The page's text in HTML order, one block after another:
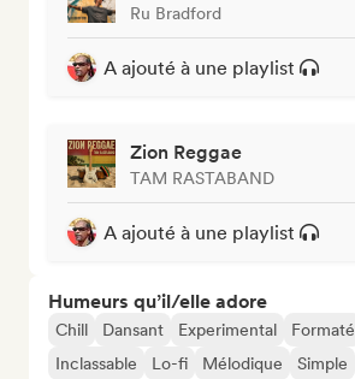
Ru Bradford
A ajouté à une playlist
Zion Reggae
TAM RASTABAND
A ajouté à une playlist
Humeurs qu’il/elle adore
Chill Dansant Experimental Formaté
Inclassable
Lo-fi Mélodique Simple